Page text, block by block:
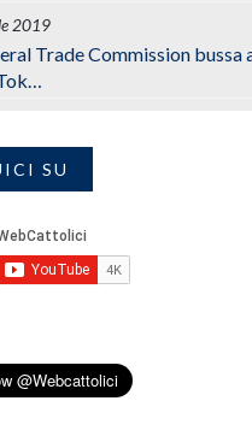
2019
Trade Commission bussa
SU